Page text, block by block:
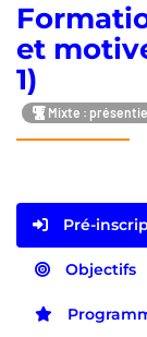
et
1)
Mixte :
Pré-
Objectifs